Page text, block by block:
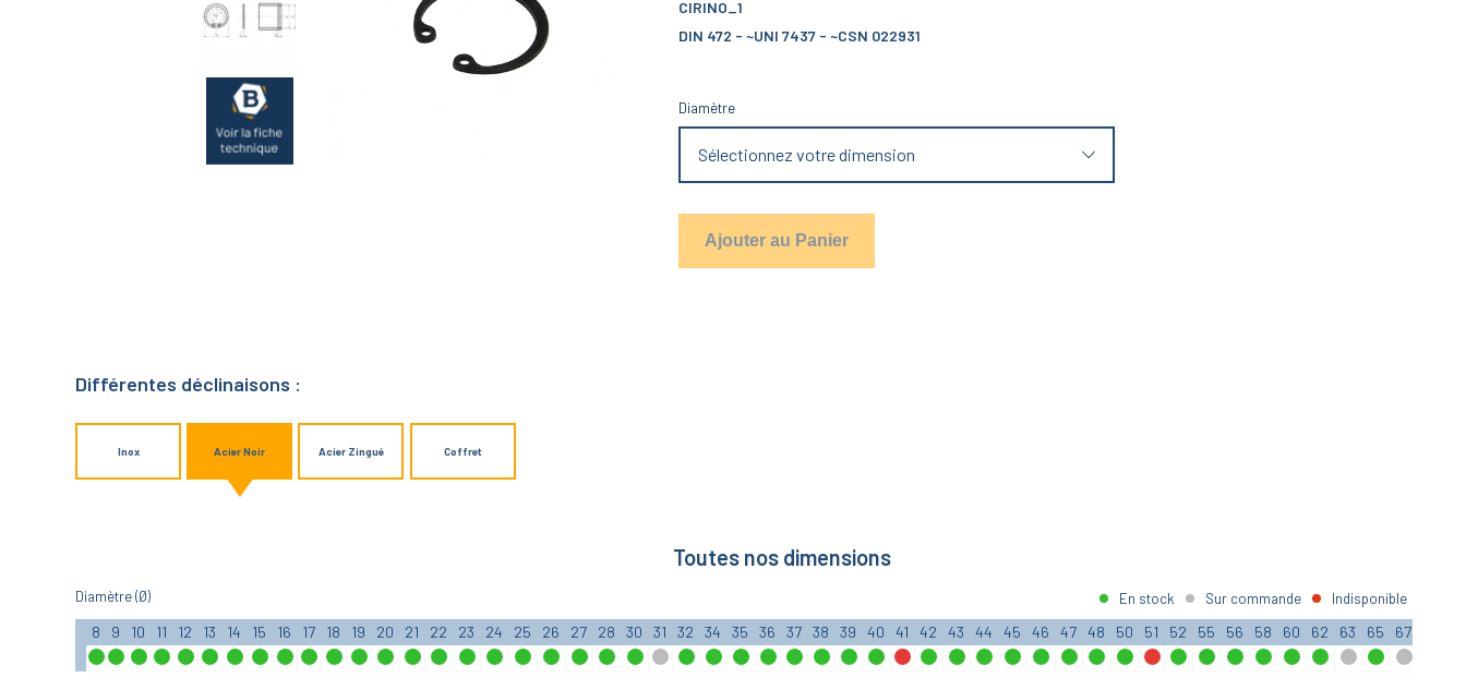
CIRINO_1
DIN 472 - ~UNI 7437 - ~CSN 022931
Diamètre
Sélectionnez votre dimension
Ajouter au Panier
Différentes déclinaisons :
Inox Acier Noir Acier Zingué Coffret
Toutes nos dimensions
Diamètre (Ø) En stock Sur commande Indisponible
8 9 10 11 12 13 14 15 16 17 18 19 20 21 22 23 24 25 26 27 28 30 31 32 34 35 36 37 38 39 40 41 42 43 44 45 46 47 48 50 51 52 55 56 58 60 62 63 65 67